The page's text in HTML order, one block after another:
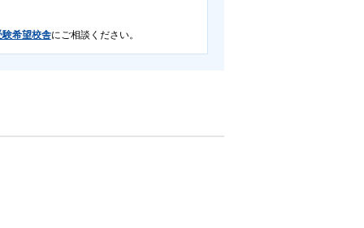
験希望校舎にご相談ください。